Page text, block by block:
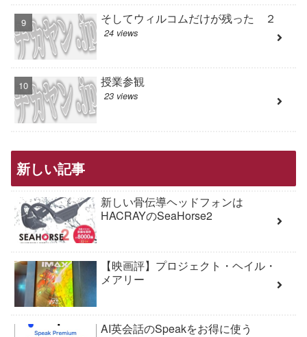
そしてウィルコムだけが残った ２
24 views
授業参観
23 views
新しい記事
新しい骨伝導ヘッドフォンは
HACRAYのSeaHorse2
【映画評】プロジェクト・ヘイル・
メアリー
AI英会話のSpeakをお得に使う